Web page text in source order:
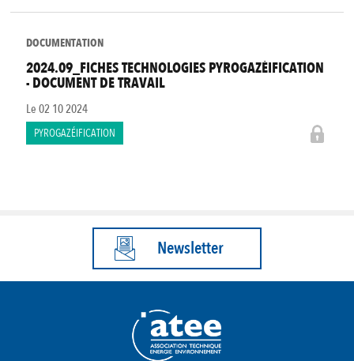
DOCUMENTATION
2024.09_FICHES TECHNOLOGIES PYROGAZÉIFICATION
- DOCUMENT DE TRAVAIL
Le 02 10 2024
PYROGAZÉIFICATION
Newsletter